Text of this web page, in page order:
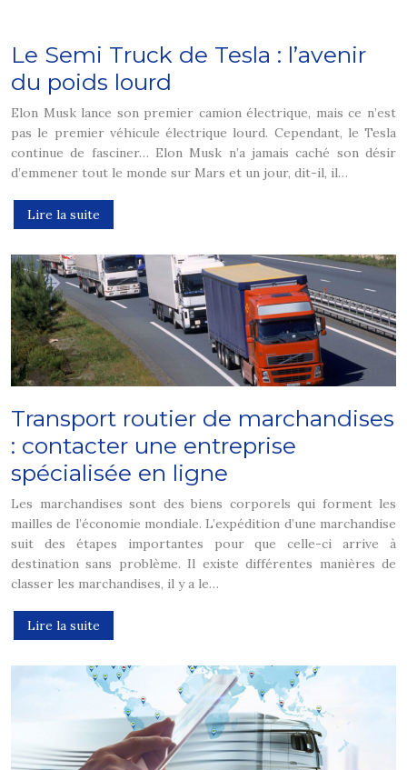
Le Semi Truck de Tesla : l’avenir
du poids lourd
Elon Musk lance son premier camion électrique, mais ce n’est
pas le premier véhicule électrique lourd. Cependant, le Tesla
continue de fasciner… Elon Musk n’a jamais caché son désir
d’emmener tout le monde sur Mars et un jour, dit-il, il…
Lire la suite
Transport routier de marchandises
: contacter une entreprise
spécialisée en ligne
Les marchandises sont des biens corporels qui forment les
mailles de l’économie mondiale. L’expédition d’une marchandise
suit des étapes importantes pour que celle-ci arrive à
destination sans problème. Il existe différentes manières de
classer les marchandises, il y a le…
Lire la suite